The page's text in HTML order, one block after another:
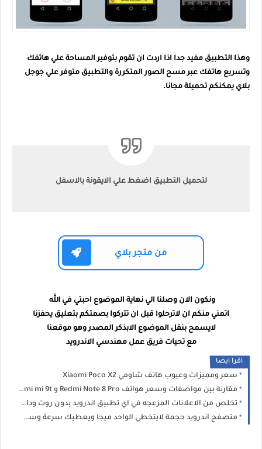
وهذا التطبيق مفيد جدا اذا اردت ان تقوم بتوفير المساحة علي هاتفك
وتسريع هاتفك عبر مسح الصور المتكررة والتطبيق متوفر علي جوجل
بلاي يمكنكم تحميلة مجانا.
لتحميل التطبيق اضغط علي الايقونة بالاسفل
من متجر بلاي
ونكون الان وصلنا الي نهاية الموضوع احبتي في الله
اتمني منكم ان لاترحلوا قبل ان تتركوا بصمتكم بتعليق يحفزنا
لايسمح بنقل الموضوع الابذكر المصدر وهو موقعنا
مع تحيات فريق عمل مهندسي الاندرويد
اقرا ايضا
سعر ومميزات وعيوب هاتف شاومي Xiaomi Poco X2
مقارنة بين مواصفات وسعر هواتف Redmi Note 8 Pro و Xiaomi mi 9t ايهما اشتري ؟
تخلص من الاعلانات المزعجه في اي تطبيق اندرويد بدون روت وداعا لاستنزاف البطاريه
متصفح اندرويد حجمة لايتخطي الواحد ميجا ويعطيك سرعة وسهولة في التصفح !